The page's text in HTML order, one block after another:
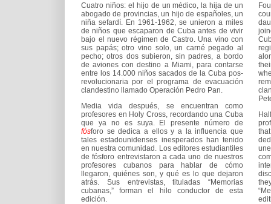
Cuatro niños: el hijo de un médico, la hija de un
abogado de provincias, un hijo de españoles, un
niña sefardí. En 1961-1962, se unieron a miles
de niños que escaparon de Cuba antes de vivir
bajo el nuevo régimen de Castro. Una vino con
sus papás; otro vino solo, un carné pegado al
pecho; otros dos subieron, sin padres, a bordo
de aviones con destino a Miami, para contarse
entre los 14.000 niños sacados de la Cuba pos-
revolucionaria por el programa de evacuación
clandestino llamado Operación Pedro Pan.
Media vida después, se encuentran como
profesores en Holy Cross, recordando una Cuba
que ya no es suya. El presente número de
fósforo se dedica a ellos y a la influencia que
tales estadounidenses inesperados han tenido
en nuestra comunidad. Los editores estudiantiles
de fósforo entrevistaron a cada uno de nuestros
profesores cubanos para hablar de cómo
llegaron, quiénes son, y qué es lo que dejaron
atrás. Sus entrevistas, tituladas “Memorias
cubanas,” forman el hilo conductor de esta
edición.